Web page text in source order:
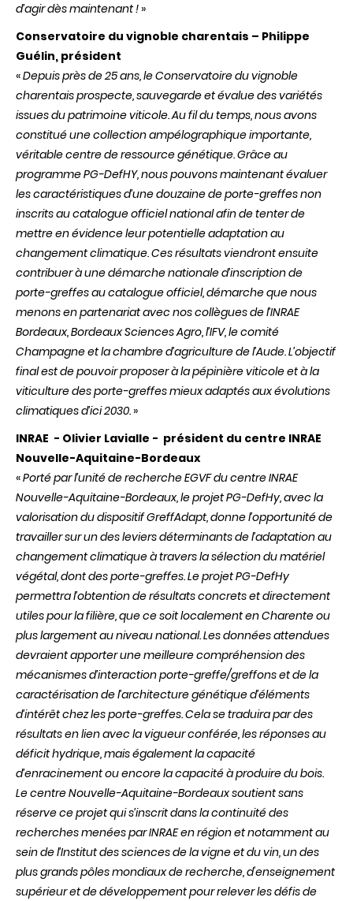
d’agir dès maintenant ! »
Conservatoire du vignoble charentais – Philippe
Guélin, président
«Depuis près de 25 ans, le Conservatoire du vignoble
charentais prospecte, sauvegarde et évalue des variétés
issues du patrimoine viticole. Au fil du temps, nous avons
constitué une collection ampélographique importante,
véritable centre de ressource génétique. Grâce au
programme PG-DefHY, nous pouvons maintenant évaluer
les caractéristiques d’une douzaine de porte-greffes non
inscrits au catalogue officiel national afin de tenter de
mettre en évidence leur potentielle adaptation au
changement climatique. Ces résultats viendront ensuite
contribuer à une démarche nationale d’inscription de
porte-greffes au catalogue officiel, démarche que nous
menons en partenariat avec nos collègues de l’INRAE
Bordeaux, Bordeaux Sciences Agro, l’IFV, le comité
Champagne et la chambre d’agriculture de l’Aude. L’objectif
final est de pouvoir proposer à la pépinière viticole et à la
viticulture des porte-greffes mieux adaptés aux évolutions
climatiques d’ici 2030. »
INRAE - Olivier Lavialle - président du centre INRAE
Nouvelle-Aquitaine-Bordeaux
«Porté par l’unité de recherche EGVF du centre INRAE
Nouvelle-Aquitaine-Bordeaux, le projet PG-DefHy, avec la
valorisation du dispositif GreffAdapt, donne l’opportunité de
travailler sur un des leviers déterminants de l’adaptation au
changement climatique à travers la sélection du matériel
végétal, dont des porte-greffes. Le projet PG-DefHy
permettra l’obtention de résultats concrets et directement
utiles pour la filière, que ce soit localement en Charente ou
plus largement au niveau national. Les données attendues
devraient apporter une meilleure compréhension des
mécanismes d’interaction porte-greffe/greffons et de la
caractérisation de l’architecture génétique d’éléments
d’intérêt chez les porte-greffes. Cela se traduira par des
résultats en lien avec la vigueur conférée, les réponses au
déficit hydrique, mais également la capacité
d’enracinement ou encore la capacité à produire du bois.
Le centre Nouvelle-Aquitaine-Bordeaux soutient sans
réserve ce projet qui s’inscrit dans la continuité des
recherches menées par INRAE en région et notamment au
sein de l’Institut des sciences de la vigne et du vin, un des
plus grands pôles mondiaux de recherche, d'enseignement
supérieur et de développement pour relever les défis de